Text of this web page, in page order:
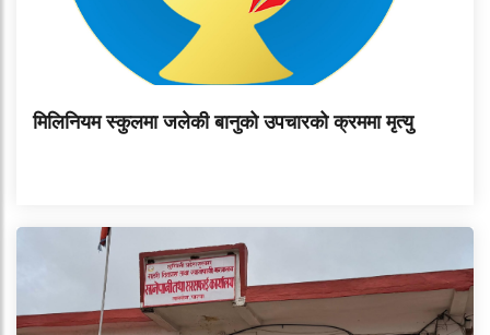
मिलिनियम स्कुलमा जलेकी बानुको उपचारको क्रममा मृत्यु